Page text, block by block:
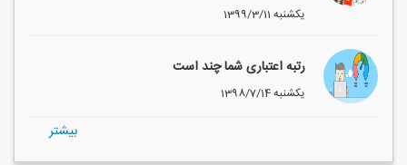
1399/3/11 یکشنبه
رتبه اعتباری شما چند است
1398/7/14 یکشنبه
بيشتر